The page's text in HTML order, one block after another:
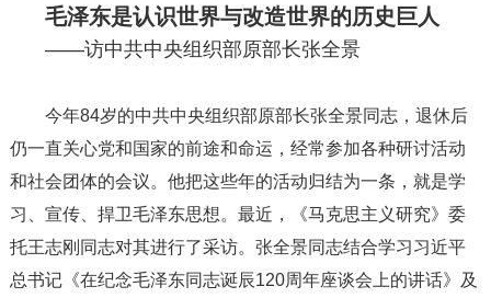
毛泽东是认识世界与改造世界的历史巨人
——访中共中央组织部原部长张全景
今年84岁的中共中央组织部原部长张全景同志，退休后
仍一直关心党和国家的前途和命运，经常参加各种研讨活动
和社会团体的会议。他把这些年的活动归结为一条，就是学
习、宣传、捍卫毛泽东思想。最近，《马克思主义研究》委
托王志刚同志对其进行了采访。张全景同志结合学习习近平
总书记《在纪念毛泽东同志诞辰120周年座谈会上的讲话》及